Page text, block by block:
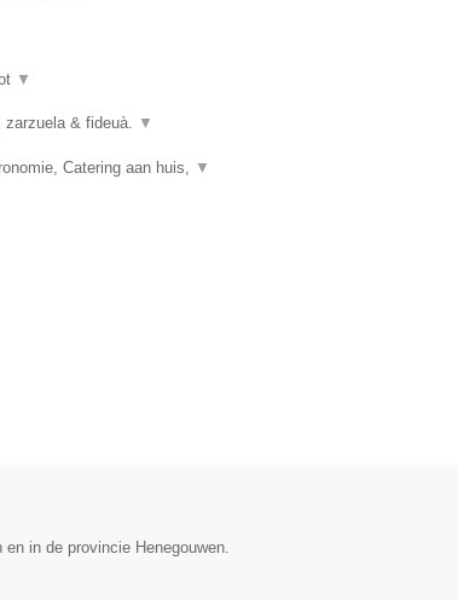
▼
zarzuela & fideuà. ▼
Catering aan huis, ▼
in de provincie Henegouwen.